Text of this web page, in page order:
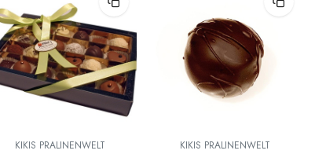
KIKIS PRALINENWELT KIKIS PRALINENWELT